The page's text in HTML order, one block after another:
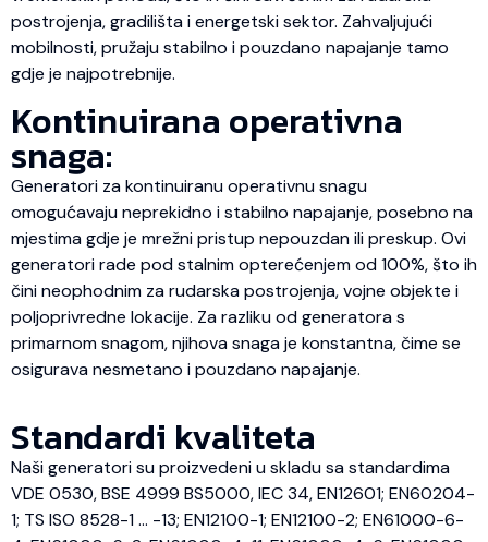
postrojenja, gradilišta i energetski sektor. Zahvaljujući
mobilnosti, pružaju stabilno i pouzdano napajanje tamo
gdje je najpotrebnije.
Kontinuirana operativna
snaga:
Generatori za kontinuiranu operativnu snagu
omogućavaju neprekidno i stabilno napajanje, posebno na
mjestima gdje je mrežni pristup nepouzdan ili preskup. Ovi
generatori rade pod stalnim opterećenjem od 100%, što ih
čini neophodnim za rudarska postrojenja, vojne objekte i
poljoprivredne lokacije. Za razliku od generatora s
primarnom snagom, njihova snaga je konstantna, čime se
osigurava nesmetano i pouzdano napajanje.
Standardi kvaliteta
Naši generatori su proizvedeni u skladu sa standardima
VDE 0530, BSE 4999 BS5000, IEC 34, EN12601; EN60204-
1; TS ISO 8528-1 … -13; EN12100-1; EN12100-2; EN61000-6-